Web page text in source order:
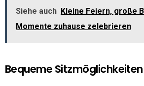
Siehe auch Kleine Feiern, große
Momente zuhause zelebrieren
Bequeme